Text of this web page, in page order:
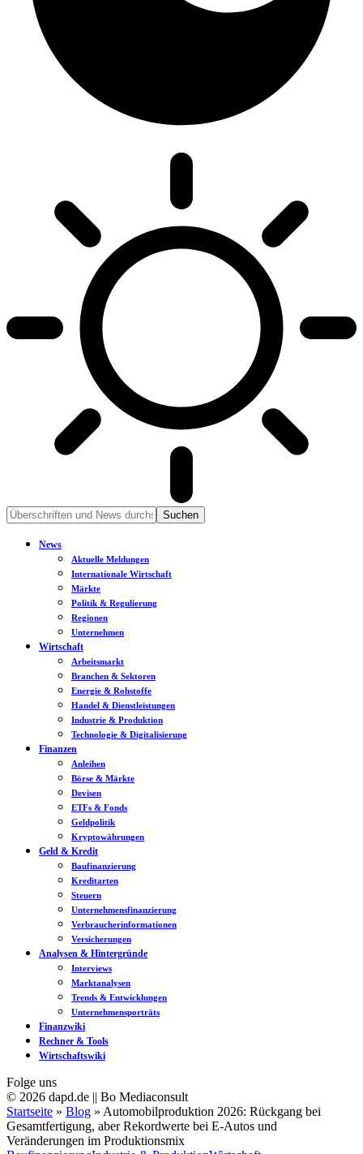
News
Aktuelle Meldungen
Internationale Wirtschaft
Märkte
Politik & Regulierung
Regionen
Unternehmen
Wirtschaft
Arbeitsmarkt
Branchen & Sektoren
Energie & Rohstoffe
Handel & Dienstleistungen
Industrie & Produktion
Technologie & Digitalisierung
Finanzen
Anleihen
Börse & Märkte
Devisen
ETFs & Fonds
Geldpolitik
Kryptowährungen
Geld & Kredit
Baufinanzierung
Kreditarten
Steuern
Unternehmensfinanzierung
Verbraucherinformationen
Versicherungen
Analysen & Hintergründe
Interviews
Marktanalysen
Trends & Entwicklungen
Unternehmensporträts
Finanzwiki
Rechner & Tools
Wirtschaftswiki
Folge uns
© 2026 dapd.de || Bo Mediaconsult
Startseite » Blog » Automobilproduktion 2026: Rückgang bei
Gesamtfertigung, aber Rekordwerte bei E-Autos und
Veränderungen im Produktionsmix